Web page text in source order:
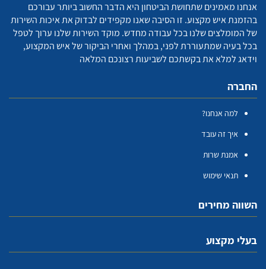
אנחנו מאמינים שתחושת הביטחון היא הדבר החשוב ביותר עבורכם
בהזמנת איש מקצוע. זו הסיבה שאנו מקפידים לבדוק את איכות השירות
של המומלצים שלנו בכל עבודה מחדש. מוקד השירות שלנו ערוך לטפל
בכל בעיה שמתעוררת לפני, במהלך ואחרי הביקור של איש המקצוע,
וידאג למלא את בקשתכם לשביעות רצונכם המלאה
החברה
למה אנחנו?
איך זה עובד
אמנת שרות
תנאי שימוש
השווה מחירים
בעלי מקצוע